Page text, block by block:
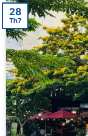
28
Th7